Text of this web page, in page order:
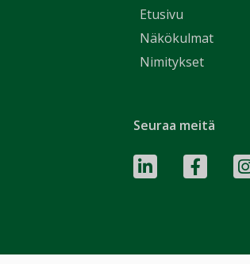
Etusivu
Näkökulmat
Nimitykset
Seuraa meitä